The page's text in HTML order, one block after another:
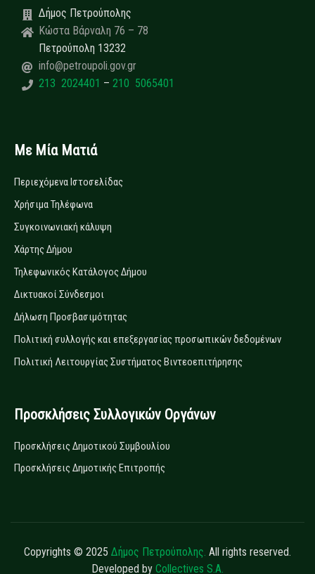
Δήμος Πετρούπολης
Κώστα Βάρναλη 76 – 78
Πετρούπολη 13232
info@petroupoli.gov.gr
213 2024401 – 210 5065401
Με Μία Ματιά
Περιεχόμενα Ιστοσελίδας
Χρήσιμα Τηλέφωνα
Συγκοινωνιακή κάλυψη
Χάρτης Δήμου
Τηλεφωνικός Κατάλογος Δήμου
Δικτυακοί Σύνδεσμοι
Δήλωση Προσβασιμότητας
Πολιτική συλλογής και επεξεργασίας προσωπικών δεδομένων
Πολιτική Λειτουργίας Συστήματος Βιντεοεπιτήρησης
Προσκλήσεις Συλλογικών Οργάνων
Προσκλήσεις Δημοτικού Συμβουλίου
Προσκλήσεις Δημοτικής Επιτροπής
Copyrights © 2025 Δήμος Πετρούπολης. All rights reserved.
Developed by Collectives S.A.